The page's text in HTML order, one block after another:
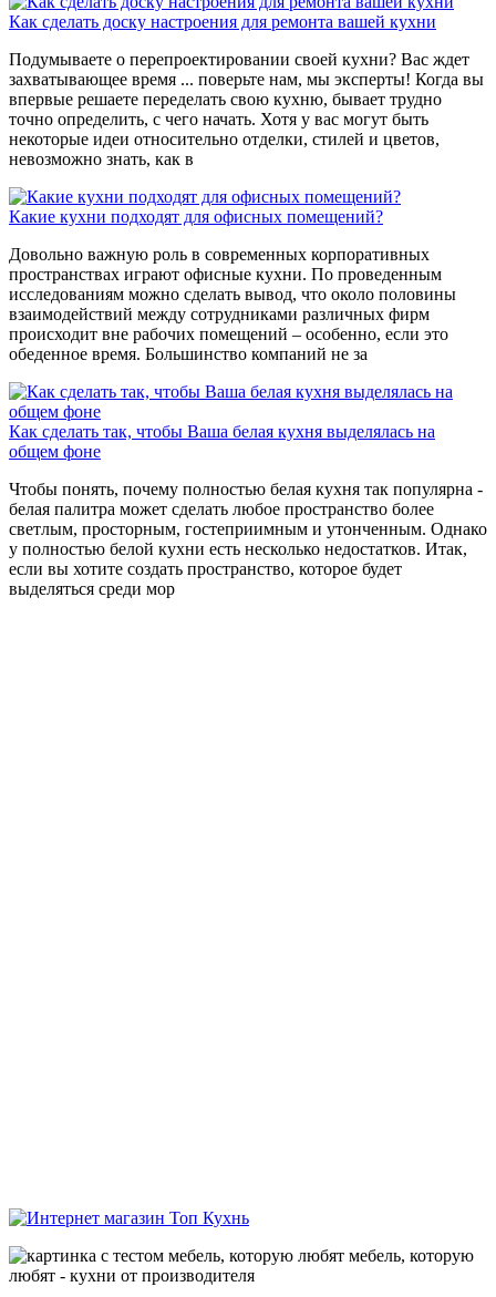
Как сделать доску настроения для ремонта вашей кухни
Подумываете о перепроектировании своей кухни? Вас ждет
захватывающее время ... поверьте нам, мы эксперты! Когда вы
впервые решаете переделать свою кухню, бывает трудно
точно определить, с чего начать. Хотя у вас могут быть
некоторые идеи относительно отделки, стилей и цветов,
невозможно знать, как в
Какие кухни подходят для офисных помещений?
Довольно важную роль в современных корпоративных
пространствах играют офисные кухни. По проведенным
исследованиям можно сделать вывод, что около половины
взаимодействий между сотрудниками различных фирм
происходит вне рабочих помещений – особенно, если это
обеденное время. Большинство компаний не за
Как сделать так, чтобы Ваша белая кухня выделялась на
общем фоне
Чтобы понять, почему полностью белая кухня так популярна -
белая палитра может сделать любое пространство более
светлым, просторным, гостеприимным и утонченным. Однако
у полностью белой кухни есть несколько недостатков. Итак,
если вы хотите создать пространство, которое будет
выделяться среди мор
мебель, которую
любят - кухни от производителя